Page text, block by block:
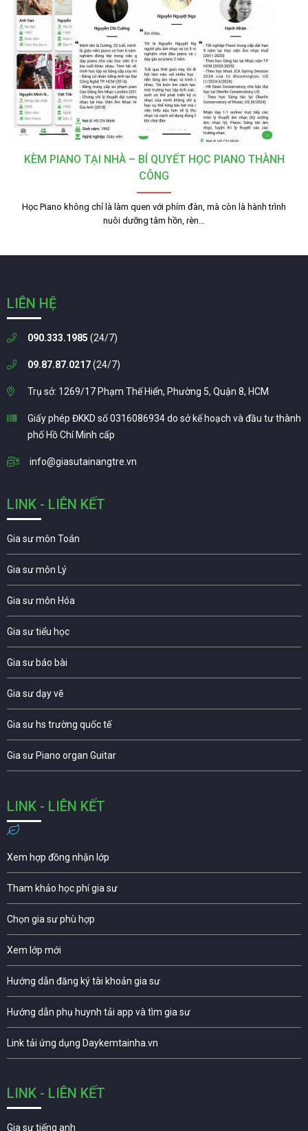
KÈM PIANO TẠI NHÀ – BÍ QUYẾT HỌC PIANO THÀNH
CÔNG
Học Piano không chỉ là làm quen với phím đàn, mà còn là hành trình
nuôi dưỡng tâm hồn, rèn…
LIÊN HỆ
090.333.1985 (24/7)
09.87.87.0217(24/7)
Trụ sở: 1269/17 Phạm Thế Hiển, Phường 5, Quận 8, HCM
Giấy phép ĐKKD số 0316086934 do sở kế hoạch và đầu tư thành
phố Hồ Chí Minh cấp
info@giasutainangtre.vn
LINK - LIÊN KẾT
Gia sư môn Toán
Gia sư môn Lý
Gia sư môn Hóa
Gia sư tiểu học
Gia sư báo bài
Gia sư dạy vẽ
Gia sư hs trường quốc tế
Gia sư Piano organ Guitar
LINK - LIÊN KẾT
Xem hợp đồng nhận lớp
Tham khảo học phí gia sư
Chọn gia sư phù hợp
Xem lớp mới
Hướng dẫn đăng ký tài khoản gia sư
Hướng dẫn phụ huynh tải app và tìm gia sư
Link tải ứng dụng Daykemtainha.vn
LINK - LIÊN KẾT
Gia sư tiếng anh